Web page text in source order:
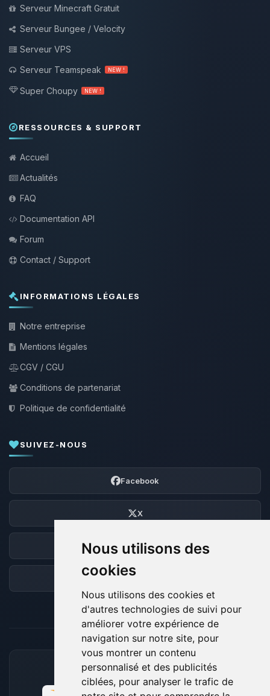
Nous utilisons des
cookies
Nous utilisons des cookies et
d'autres technologies de suivi pour
améliorer votre expérience de
navigation sur notre site, pour
vous montrer un contenu
personnalisé et des publicités
ciblées, pour analyser le trafic de
Serveur Minecraft Gratuit
Serveur Bungee / Velocity
Serveur VPS
Serveur Teamspeak
NEW !
Super Choupy NEW !
RESSOURCES & SUPPORT
Accueil
Actualités
FAQ
Documentation API
Forum
Contact / Support
INFORMATIONS LÉGALES
Notre entreprise
Mentions légales
CGV / CGU
Conditions de partenariat
Politique de confidentialité
SUIVEZ-NOUS
Facebook
X
Discord
Forum
MOYENS DE PAIEMENT ACCEPTÉS